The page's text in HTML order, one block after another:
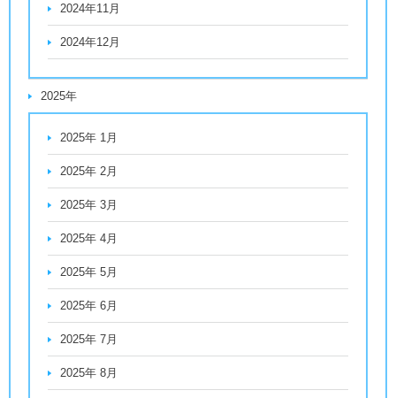
2024年11月
2024年12月
2025年
2025年 1月
2025年 2月
2025年 3月
2025年 4月
2025年 5月
2025年 6月
2025年 7月
2025年 8月